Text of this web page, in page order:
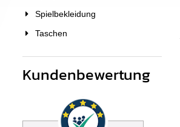
Spielbekleidung
Taschen
Kundenbewertung